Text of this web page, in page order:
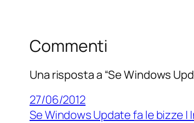
Commenti
Una risposta a “Se Windows
27/06/2012
Se Windows Update fa le bizze |